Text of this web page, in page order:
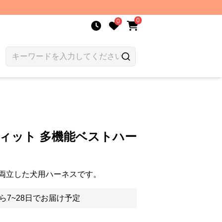
0 0
ット 多機能ベストハー
立した犬用ハーネスです。
7~28日でお届け予定